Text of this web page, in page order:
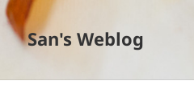
San's Weblog